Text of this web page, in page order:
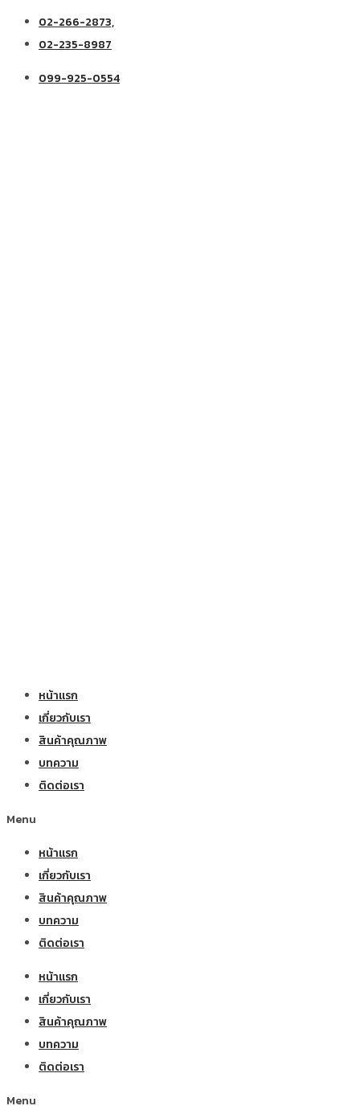
02-266-2873,
02-235-8987
099-925-0554
หน้าแรก
เกี่ยวกับเรา
สินค้าคุณภาพ
บทความ
ติดต่อเรา
Menu
หน้าแรก
เกี่ยวกับเรา
สินค้าคุณภาพ
บทความ
ติดต่อเรา
หน้าแรก
เกี่ยวกับเรา
สินค้าคุณภาพ
บทความ
ติดต่อเรา
Menu